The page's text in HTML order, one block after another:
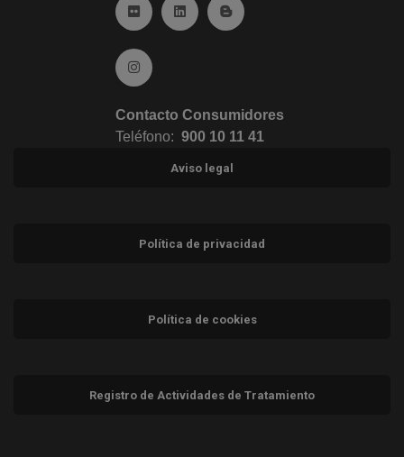
Ir a Flickr (abre en ventana nueva)
Ir a Linkedin (abre en ventana nueva)
Ir al Blog (abre en ventana
Ir a Instagram (abre en ventana nueva)
Contacto Consumidores
Teléfono: 900 10 11 41
Aviso legal
Política de privacidad
Política de cookies
Registro de Actividades de Tratamiento